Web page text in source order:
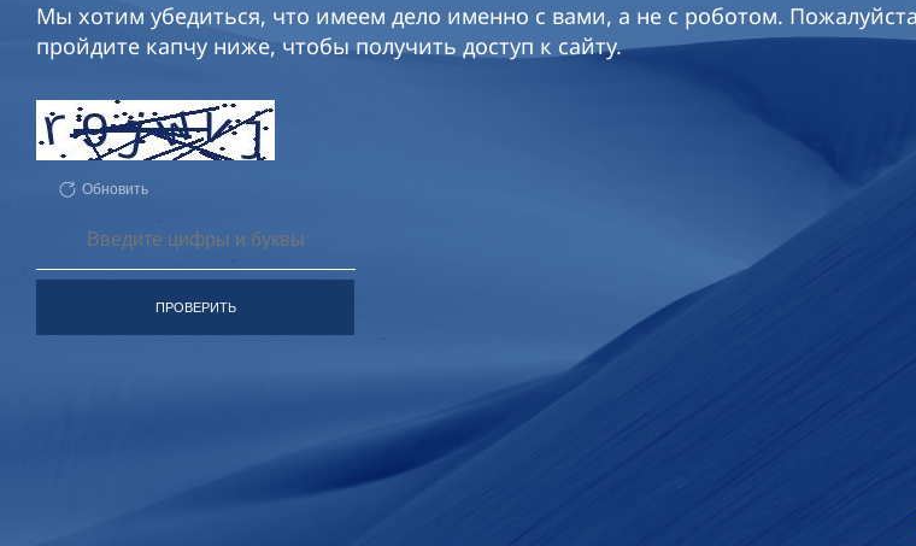
Мы хотим убедиться, что имеем дело именно с вами, а не с роботом.
пройдите капчу ниже, чтобы получить доступ к сайту.
Обновить
ПРОВЕРИТЬ